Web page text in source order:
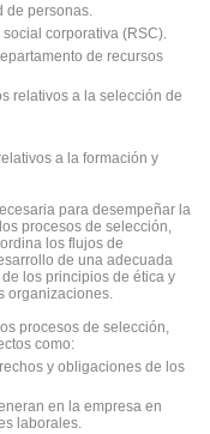
de personas.
corporativa (RSC).
de recursos
relativos a la selección de
a la formación y
para desempeñar la
procesos de selección,
los flujos de
de una adecuada
los principios de ética y
organizaciones.
procesos de selección,
como:
y obligaciones de los
en la empresa en
laborales.